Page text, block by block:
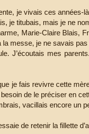
je vivais ces années-
je titubais, mais je ne
Marie-Claire Blais,
la messe, je ne savais
J’écoutais mes
je fais revivre cette
de le préciser en
vacillais encore un
essaie de retenir la fillette